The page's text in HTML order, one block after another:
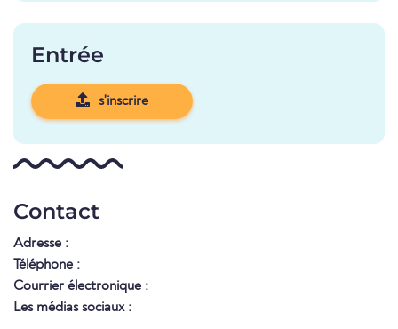
Entrée
s'inscrire
Contact
Adresse :
Téléphone :
Courrier électronique :
Les médias sociaux :